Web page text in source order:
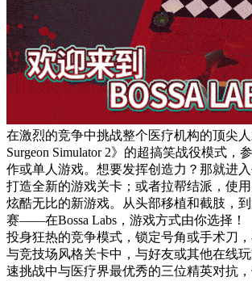
在激烈的竞争中挑战整个医疗机构的顶尖
Surgeon Simulator 2》的超搞笑战役模式，
作或单人游戏。想要发挥创造力？那就进
打造全新的游戏关卡；或者拉帮结派，使
炫酷无比的新游戏。从头部移植和截肢，
赛——在Bossa Labs，游戏方式由你选择！
投身狂热的竞争模式，锁定号角或手术刀
与竞技场风格关卡中，与好友或其他在线
速挑战中与医疗界最优秀的三位精英对抗，